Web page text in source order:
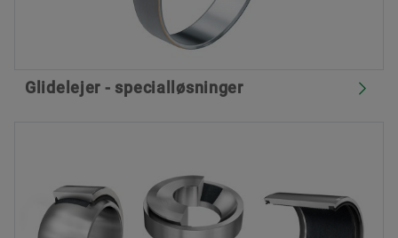
Glidelejer - specialløsninger